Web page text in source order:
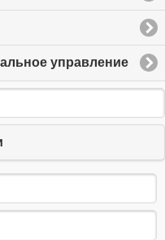
управление